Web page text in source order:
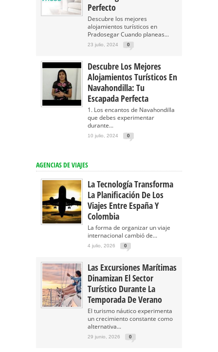
Perfecto
Descubre los mejores
alojamientos turísticos en
Pradosegar Cuando planeas...
23 julio, 2024 0
Descubre Los Mejores
Alojamientos Turísticos En
Navahondilla: Tu
Escapada Perfecta
1. Los encantos de Navahondilla
que debes experimentar
durante...
10 julio, 2024 0
AGENCIAS DE VIAJES
La Tecnología Transforma
La Planificación De Los
Viajes Entre España Y
Colombia
La forma de organizar un viaje
internacional cambió de...
4 julio, 2026 0
Las Excursiones Marítimas
Dinamizan El Sector
Turístico Durante La
Temporada De Verano
El turismo náutico experimenta
un crecimiento constante como
alternativa...
29 junio, 2026 0